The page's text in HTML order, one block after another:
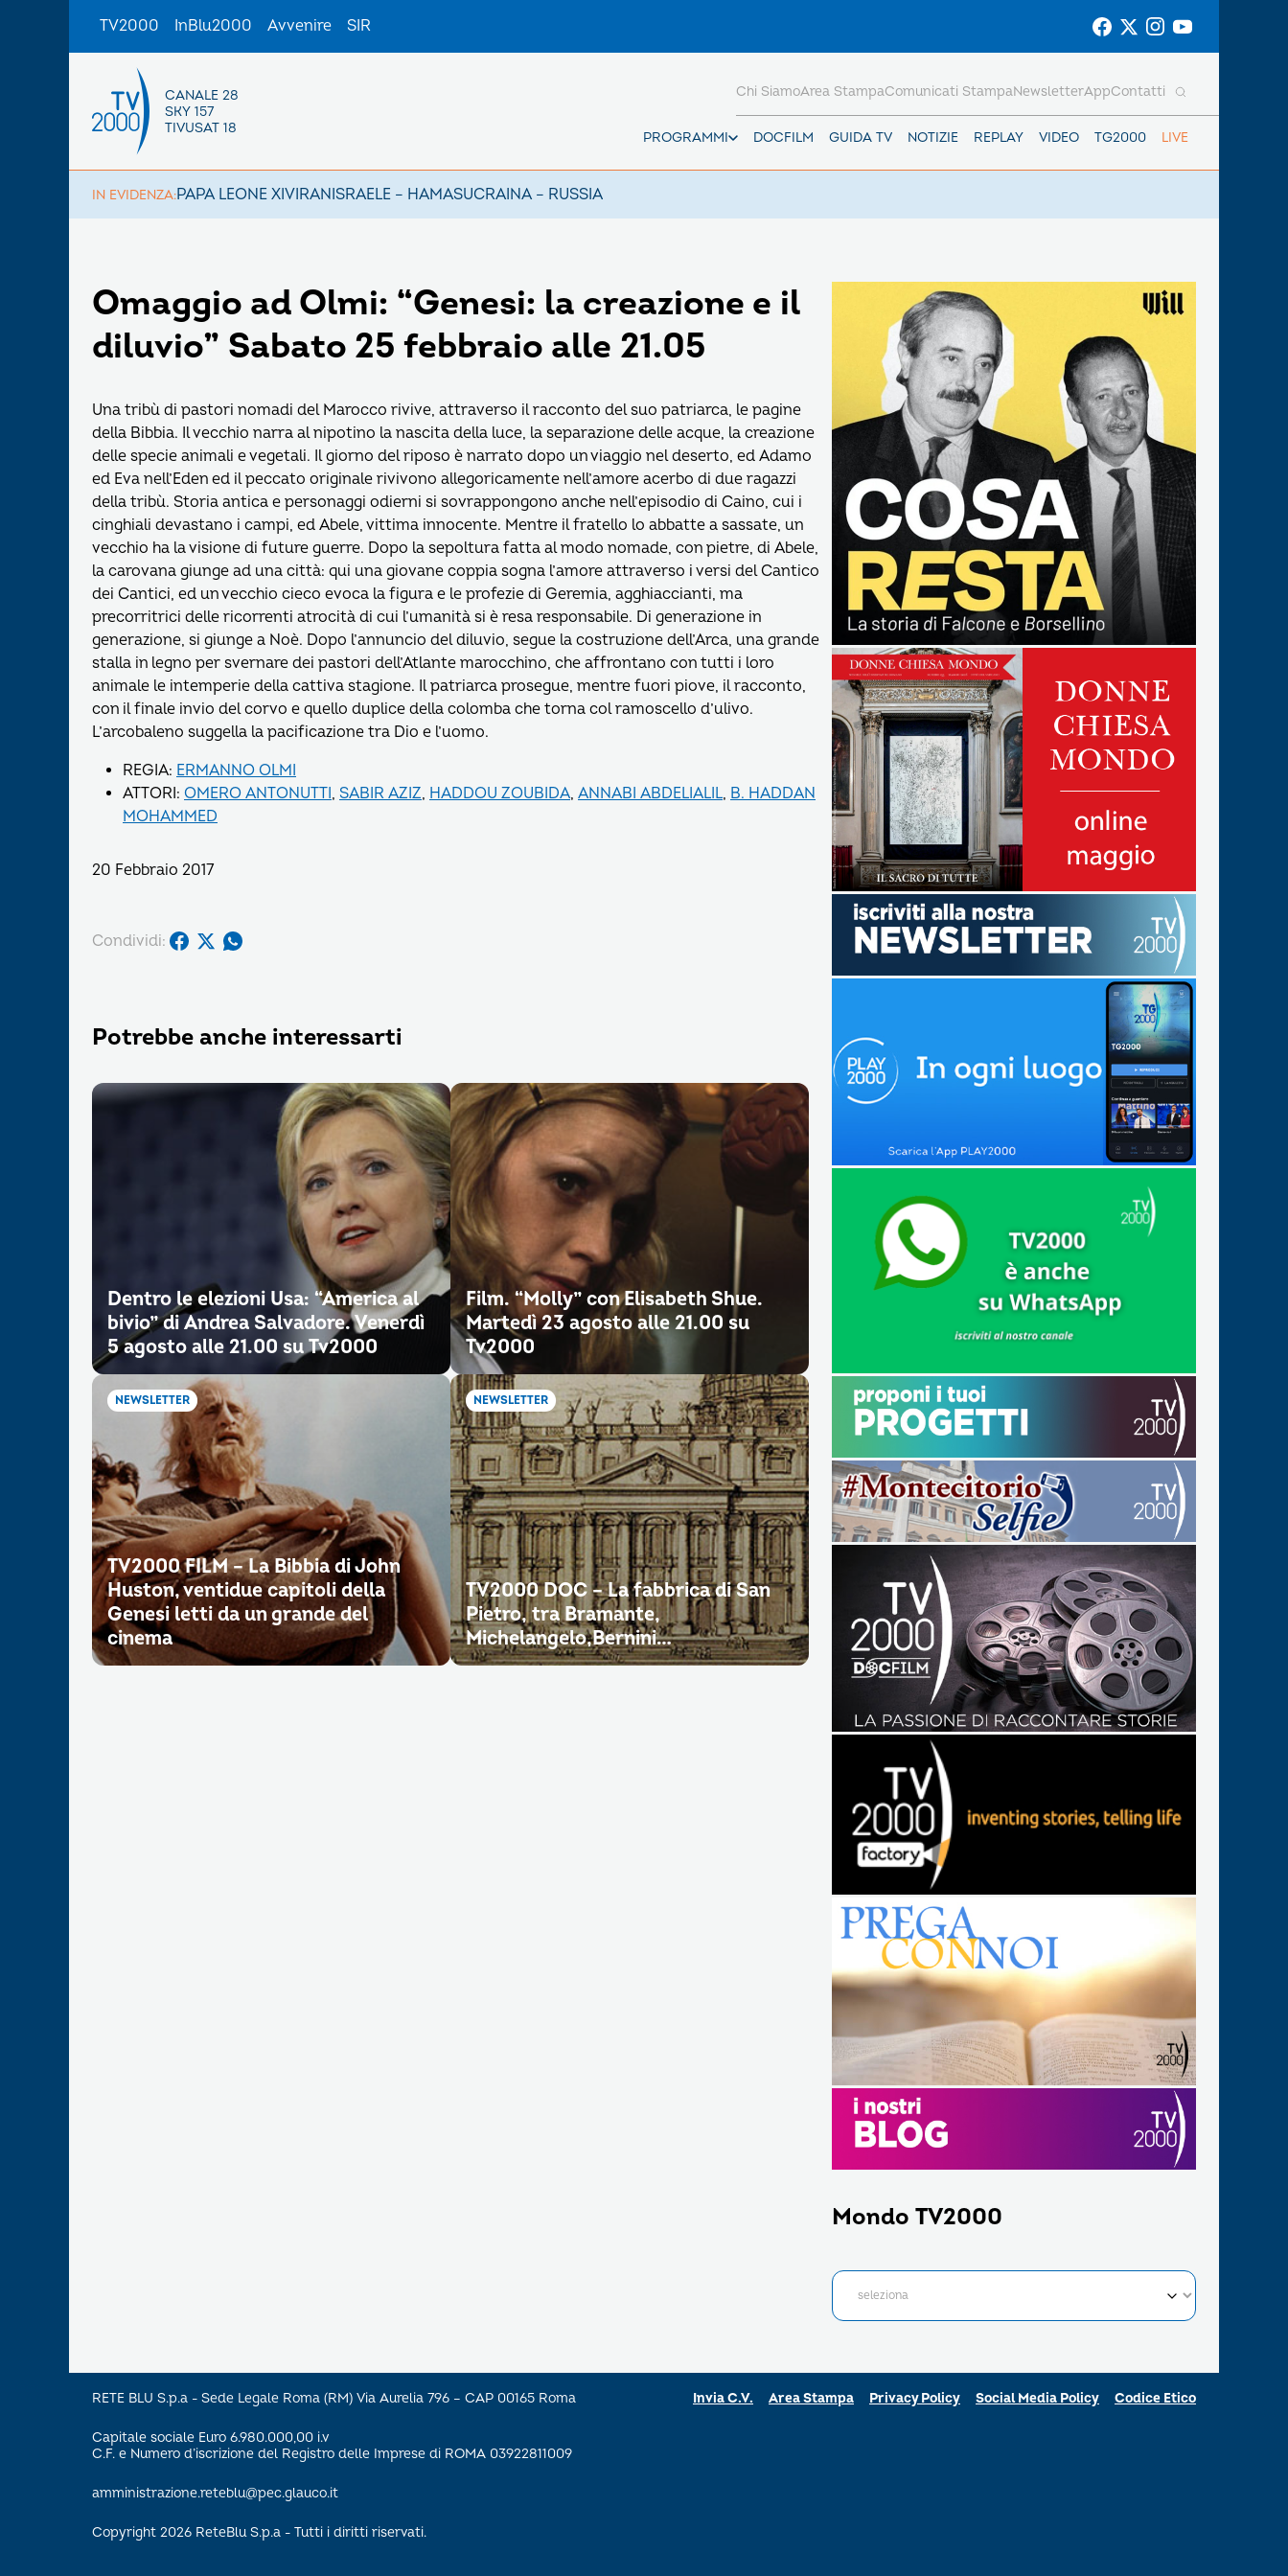
TV2000 InBlu2000 Avvenire SIR
CANALE 28
SKY 157
TIVUSAT 18
PROGRAMMI DOCFILM GUIDA TV NOTIZIE REPLAY VIDEO TG2000 LIVE
Chi SiamoArea StampaComunicati StampaNewsletterAppContatti
IN EVIDENZA:PAPA LEONE XIVIRANISRAELE – HAMASUCRAINA – RUSSIA
Omaggio ad Olmi: “Genesi: la creazione e il
diluvio” Sabato 25 febbraio alle 21.05
Una tribù di pastori nomadi del Marocco rivive, attraverso il racconto del suo patriarca, le pagine
della Bibbia. Il vecchio narra al nipotino la nascita della luce, la separazione delle acque, la creazione
delle specie animali e vegetali. Il giorno del riposo è narrato dopo un viaggio nel deserto, ed Adamo
ed Eva nell’Eden ed il peccato originale rivivono allegoricamente nell’amore acerbo di due ragazzi
della tribù. Storia antica e personaggi odierni si sovrappongono anche nell’episodio di Caino, cui i
cinghiali devastano i campi, ed Abele, vittima innocente. Mentre il fratello lo abbatte a sassate, un
vecchio ha la visione di future guerre. Dopo la sepoltura fatta al modo nomade, con pietre, di Abele,
la carovana giunge ad una città: qui una giovane coppia sogna l’amore attraverso i versi del Cantico
dei Cantici, ed un vecchio cieco evoca la figura e le profezie di Geremia, agghiaccianti, ma
precorritrici delle ricorrenti atrocità di cui l’umanità si è resa responsabile. Di generazione in
generazione, si giunge a Noè. Dopo l’annuncio del diluvio, segue la costruzione dell’Arca, una grande
stalla in legno per svernare dei pastori dell’Atlante marocchino, che affrontano con tutti i loro
animale le intemperie della cattiva stagione. Il patriarca prosegue, mentre fuori piove, il racconto,
con il finale invio del corvo e quello duplice della colomba che torna col ramoscello d’ulivo.
L’arcobaleno suggella la pacificazione tra Dio e l’uomo.
REGIA: ERMANNO OLMI
ATTORI: OMERO ANTONUTTI, SABIR AZIZ, HADDOU ZOUBIDA, ANNABI ABDELIALIL, B. HADDAN
MOHAMMED
20 Febbraio 2017
Condividi:
Potrebbe anche interessarti
Dentro le elezioni Usa: “America al
bivio” di Andrea Salvadore. Venerdì
5 agosto alle 21.00 su Tv2000
Film. “Molly” con Elisabeth Shue.
Martedì 23 agosto alle 21.00 su
Tv2000
NEWSLETTER
TV2000 FILM – La Bibbia di John
Huston, ventidue capitoli della
Genesi letti da un grande del
cinema
NEWSLETTER
TV2000 DOC – La fabbrica di San
Pietro, tra Bramante,
Michelangelo,Bernini…
Mondo TV2000
RETE BLU S.p.a - Sede Legale Roma (RM) Via Aurelia 796 – CAP 00165 Roma
Capitale sociale Euro 6.980.000,00 i.v
C.F. e Numero d’iscrizione del Registro delle Imprese di ROMA 03922811009
amministrazione.reteblu@pec.glauco.it
Copyright 2026 ReteBlu S.p.a - Tutti i diritti riservati.
Invia C.V. Area Stampa Privacy Policy Social Media Policy Codice Etico